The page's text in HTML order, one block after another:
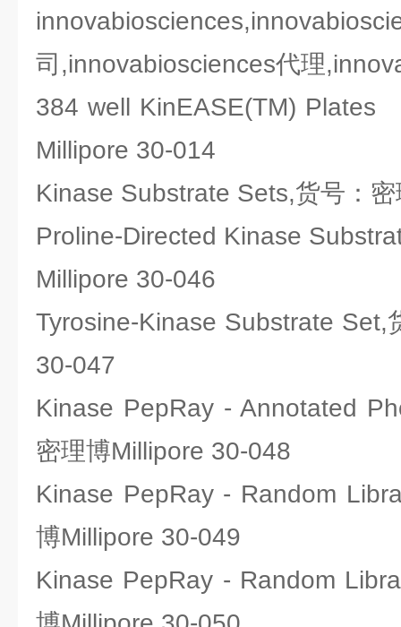
司,innovabiosciences代理
384 well KinEASE(TM)
Millipore 30-014
Kinase Substrate Sets,货号：
Proline-Directed Kinase
Millipore 30-046
Tyrosine-Kinase Substrate Set,
30-047
Kinase PepRay - Annotated
密理博Millipore 30-048
Kinase PepRay - Random
博Millipore 30-049
Kinase PepRay - Random